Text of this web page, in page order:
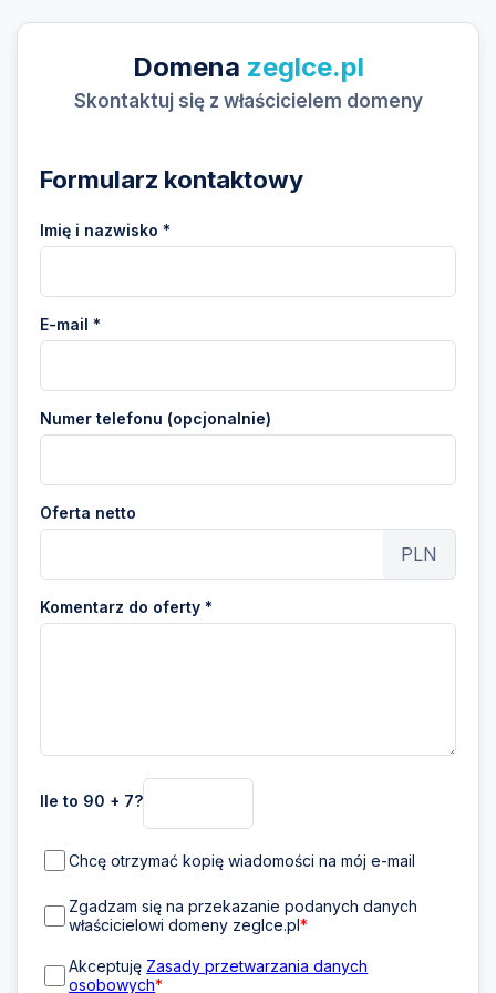
Domena zeglce.pl
Skontaktuj się z właścicielem domeny
Formularz kontaktowy
Imię i nazwisko *
E-mail *
Numer telefonu (opcjonalnie)
Oferta netto
PLN
Komentarz do oferty *
Ile to 90 + 7?
Chcę otrzymać kopię wiadomości na mój e-mail
Zgadzam się na przekazanie podanych danych
właścicielowi domeny zeglce.pl*
Akceptuję Zasady przetwarzania danych
osobowych*